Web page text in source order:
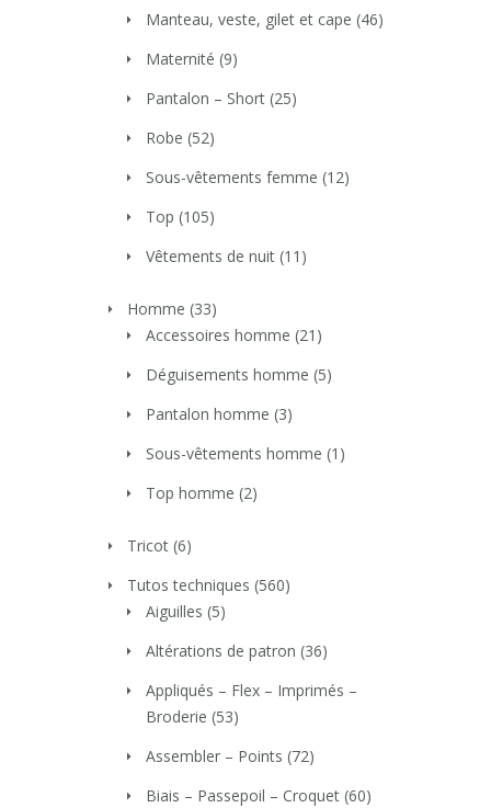
Manteau, veste, gilet et cape (46)
Maternité (9)
Pantalon – Short (25)
Robe (52)
Sous-vêtements femme (12)
Top (105)
Vêtements de nuit (11)
Homme (33)
Accessoires homme (21)
Déguisements homme (5)
Pantalon homme (3)
Sous-vêtements homme (1)
Top homme (2)
Tricot (6)
Tutos techniques (560)
Aiguilles (5)
Altérations de patron (36)
Appliqués – Flex – Imprimés –
Broderie (53)
Assembler – Points (72)
Biais – Passepoil – Croquet (60)